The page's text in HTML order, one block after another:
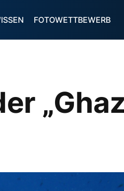
FOTOWETTBEWERB